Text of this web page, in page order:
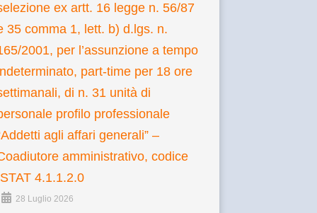
ex artt. 16 legge n. 56/87
35 comma 1, lett. b) d.lgs. n.
2001, per l’assunzione a tempo
part-time per 18 ore
di n. 31 unità di
profilo professionale
agli affari generali” –
amministrativo, codice
4.1.1.2.0
28 Luglio 2026